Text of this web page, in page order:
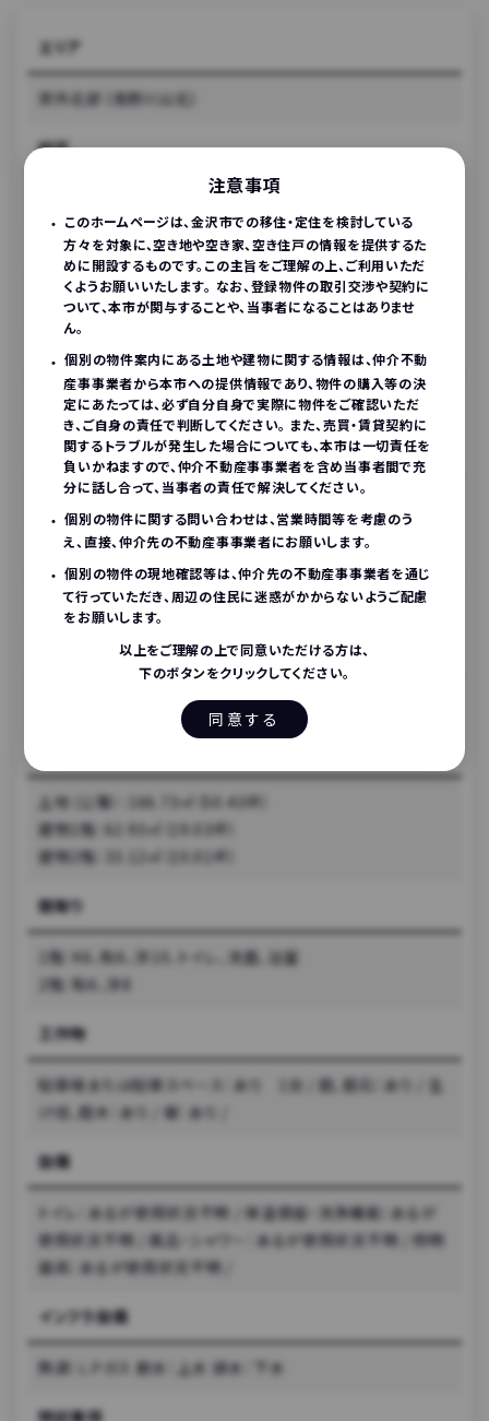
注意事項
このホームページは、金沢市での移住・定住を検討している
方々を対象に、空き地や空き家、空き住戸の情報を提供するた
めに開設するものです。この主旨をご理解の上、ご利用いただ
くようお願いいたします。 なお、登録物件の取引交渉や契約に
ついて、本市が関与することや、当事者になることはありませ
ん。
個別の物件案内にある土地や建物に関する情報は、仲介不動
産事事業者から本市への提供情報であり、物件の購入等の決
定にあたっては、必ず自分自身で実際に物件をご確認いただ
き、ご自身の責任で判断してください。 また、売買・賃貸契約に
関するトラブルが発生した場合についても、本市は一切責任を
負いかねますので、仲介不動産事事業者を含め当事者間で充
分に話し合って、当事者の責任で解決してください。
個別の物件に関する問い合わせは、営業時間等を考慮のう
え、直接、仲介先の不動産事事業者にお願いします。
個別の物件の現地確認等は、仲介先の不動産事事業者を通じ
て行っていただき、周辺の住民に迷惑がかからないようご配慮
をお願いします。
以上をご理解の上で同意いただける方は、
下のボタンをクリックしてください。
同意する
エリア
郊外北部（浅野川以北）
校区
所在地
金沢市若松町ツ271－1（金沢市若松町ツ271番1）
価格
980万円
建築年
1979年（築47年）
空き家・空き地になる、またはなった時期
2019年05月01日
土地（公簿）：166.73㎡（50.43坪）
建物1階：62.93㎡（19.03坪）
建物2階：33.12㎡（10.01坪）
間取り
1階：K6、和6、洋10、トイレ、洗面、浴室
2階：和6、洋8
工作物
駐車場または駐車スペース：あり 1台 / 庭、庭石：あり / 生
け垣、庭木：あり / 塀：あり /
設備
トイレ：あるが使用状況不明 / 保温便座・洗浄機能：あるが
使用状況不明 / 風呂・シャワー：あるが使用状況不明 / 照明
器具：あるが使用状況不明 /
インフラ設備
熱源：ＬＰガス 飲水：上水 排水：下水
特記事項